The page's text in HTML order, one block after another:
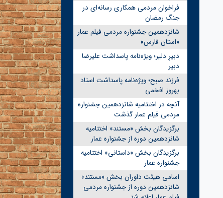
فراخوان مردمی همکاری رسانه‌ای در
جنگ رمضان
شانزدهمین جشنواره مردمی فیلم عمار
«استان فارس»
دبیرِ دلیر؛ ویژه‌نامه پاسداشت علیرضا
دبیر
فرزند صبح؛ ویژه‌نامه پاسداشت استاد
بهروز افخمی
آنچه در اختتامیه شانزدهمین جشنواره
مردمی فیلم عمار گذشت
برگزیدگان بخش «مستند» اختتامیه
شانزدهمین دوره از جشنواره عمار
برگزیدگان بخش «داستانی» اختتامیه
جشنواره عمار
اسامی هیئت داوران بخش «مستند»
شانزدهمین دوره از جشنواره مردمی